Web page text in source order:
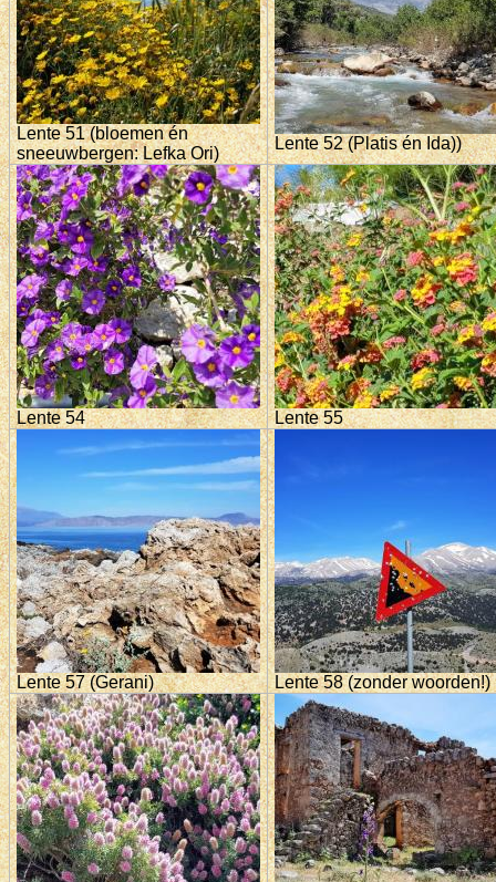
Lente 51 (bloemen én
sneeuwbergen: Lefka Ori)
Lente 52 (Platis én Ida))
Lente 54 Lente 55
Lente 57 (Gerani) Lente 58 (zonder woorden!)